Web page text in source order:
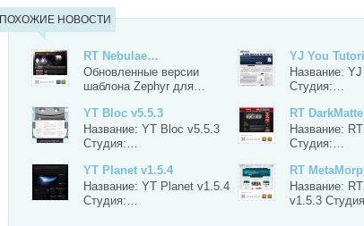
ПОХОЖИЕ НОВОСТИ
RT Nebulae…
Обновленные версии
шаблона Zephyr для…
YJ You
Название:
Студия:…
YT Bloc v5.5.3
Название: YT Bloc v5.5.3
Студия:…
RT
Название:
Студия:…
YT Planet v1.5.4
Название: YT Planet v1.5.4
Студия:…
RT
Название:
v1.5.3